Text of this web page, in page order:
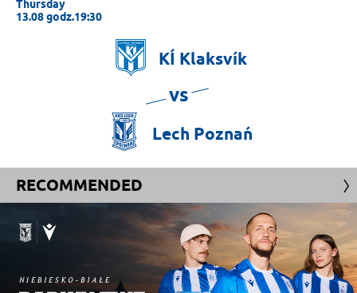
Thursday
13.08 godz.19:30
KÍ Klaksvík
vs
Lech Poznań
RECOMMENDED